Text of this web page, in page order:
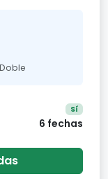
Sí
6 fechas